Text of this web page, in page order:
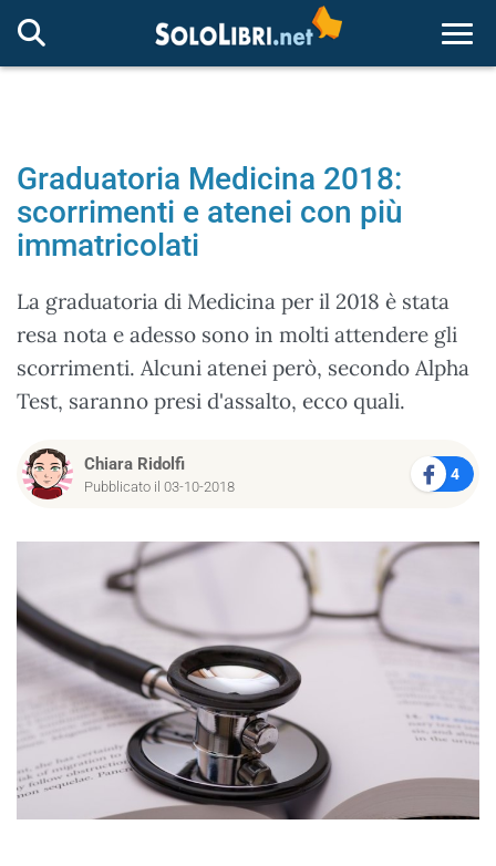
Graduatoria Medicina 2018:
scorrimenti e atenei con più
immatricolati
La graduatoria di Medicina per il 2018 è stata
resa nota e adesso sono in molti attendere gli
scorrimenti. Alcuni atenei però, secondo Alpha
Test, saranno presi d'assalto, ecco quali.
Chiara Ridolfi
Pubblicato il 03-10-2018
4